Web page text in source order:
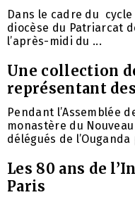
Dans le cadre du
diocèse du Patriarcat
l’après-midi du ...
Une collection
représentant
Pendant l’Assemblée
monastère du
délégués de
Les 80 ans de
Paris